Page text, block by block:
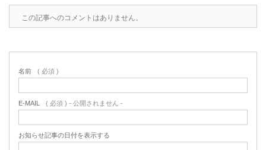
この記事へのコメントはありません。
名前 ( 必須 )
E-MAIL ( 必須 ) - 公開されません -
お知らせ記事の日付を表示する